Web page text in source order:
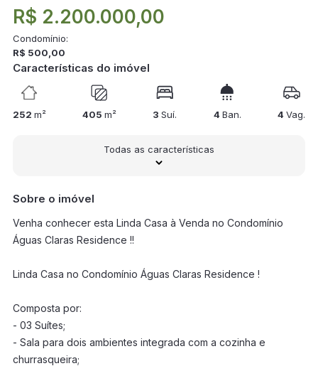
R$ 2.200.000,00
Condomínio:
R$ 500,00
Características do imóvel
252 m² 405m² 3Suí. 4 Ban. 4Vag.
Todas as características
Sobre o imóvel
Venha conhecer esta Linda Casa à Venda no Condomínio
Águas Claras Residence !!
Linda Casa no Condomínio Águas Claras Residence !
Composta por:
- 03 Suítes;
- Sala para dois ambientes integrada com a cozinha e
churrasqueira;